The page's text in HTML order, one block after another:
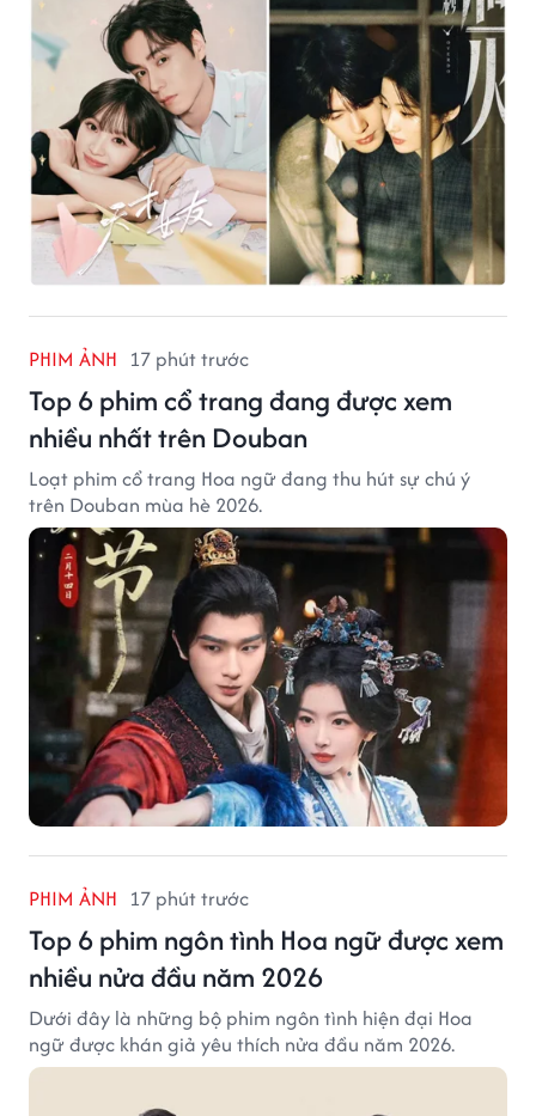
PHIM ẢNH 17 phút trước
Top 6 phim cổ trang đang được xem
nhiều nhất trên Douban
Loạt phim cổ trang Hoa ngữ đang thu hút sự chú ý
trên Douban mùa hè 2026.
PHIM ẢNH 17 phút trước
Top 6 phim ngôn tình Hoa ngữ được xem
nhiều nửa đầu năm 2026
Dưới đây là những bộ phim ngôn tình hiện đại Hoa
ngữ được khán giả yêu thích nửa đầu năm 2026.